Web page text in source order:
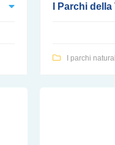
I Parchi
I parchi